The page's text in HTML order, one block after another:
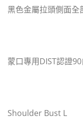
黑色金屬拉頭側面
蒙口專用DIST認證
Shoulder Bust L